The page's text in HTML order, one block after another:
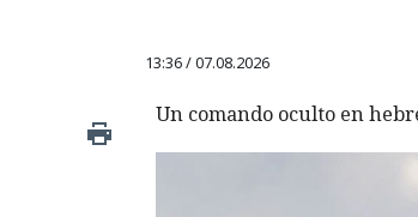
13:36 / 07.08.2026
Un comando oculto en